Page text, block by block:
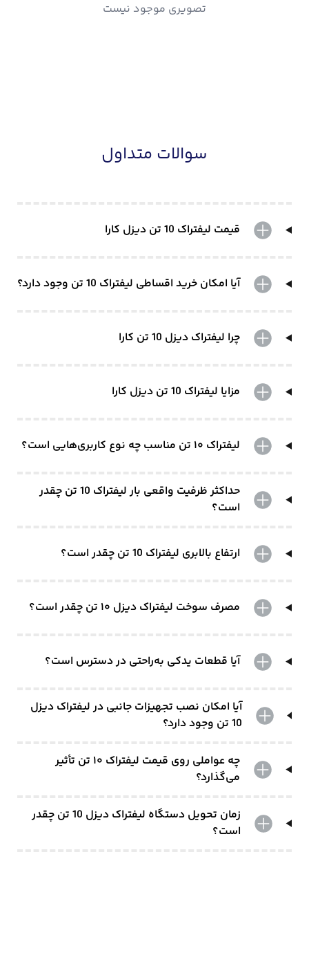
تصویری موجود نیست
سوالات متداول
قیمت لیفتراک 10 تن دیزل کارا
آیا امکان خرید اقساطی لیفتراک 10 تن وجود دارد؟
چرا لیفتراک دیزل 10 تن کارا
مزایا لیفتراک 10 تن دیزل کارا
لیفتراک ۱۰ تن مناسب چه نوع کاربری‌هایی است؟
حداکثر ظرفیت واقعی بار لیفتراک 10 تن چقدر
است؟
ارتفاع بالابری لیفتراک 10 تن چقدر است؟
مصرف سوخت لیفتراک دیزل ۱۰ تن چقدر است؟
آیا قطعات یدکی به‌راحتی در دسترس است؟
آیا امکان نصب تجهیزات جانبی در لیفتراک دیزل
10 تن وجود دارد؟
چه عواملی روی قیمت لیفتراک ۱۰ تن تأثیر
می‌گذارد؟
زمان تحویل دستگاه لیفتراک دیزل 10 تن چقدر
است؟